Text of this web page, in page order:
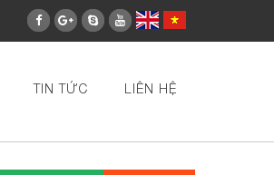
TIN TỨC LIÊN HỆ